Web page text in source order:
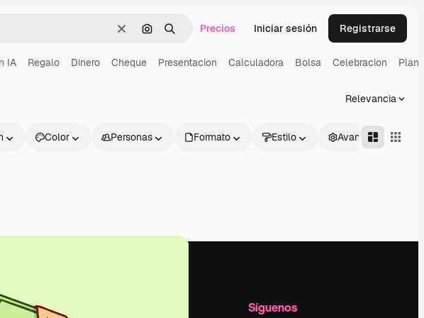
BorrarBuscar por imagen
BuscarPrecios Iniciar sesión Registrarse
IA Regalo Dinero Cheque Presentacion Calculadora Bolsa Celebracion
Relevancia
Color Personas Formato Estilo Avanzado
Información útil Síguenos